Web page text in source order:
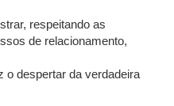
respeitando as
de relacionamento,
o despertar da verdadeira